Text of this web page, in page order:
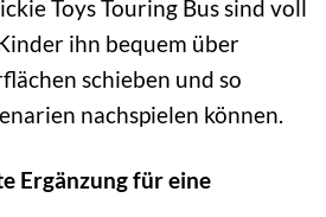
Toys Touring Bus sind voll
ihn bequem über
schieben und so
nachspielen können.
Ergänzung für eine